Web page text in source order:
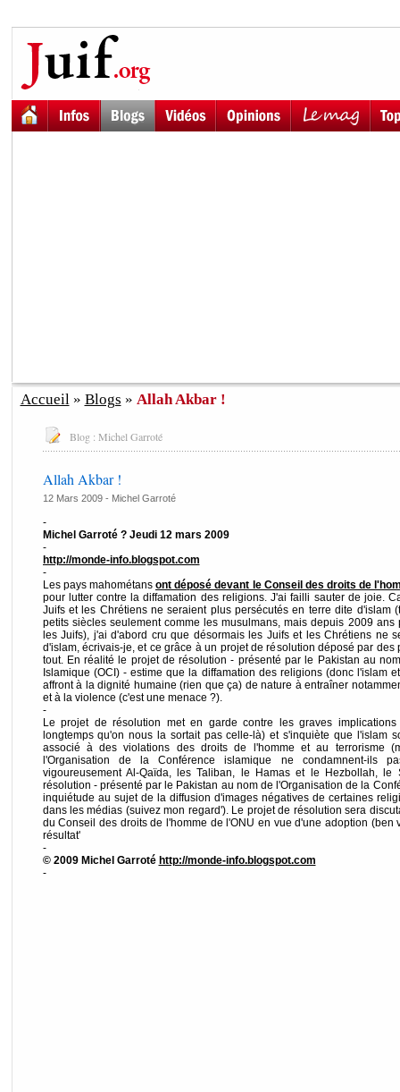
Accueil» Blogs » Allah Akbar !
Blog : Michel Garroté
Allah Akbar !
12 Mars 2009 - Michel Garroté
-
Michel Garroté ? Jeudi 12 mars 2009
-
http://monde-info.blogspot.com
-
Les pays mahométansont déposé devant le Conseil des droits de
pour lutter contre la diffamation des religions. J'ai failli sauter de joie.
Juifs et les Chrétiens ne seraient plus persécutés en terre dite d'islam
petits siècles seulement comme les musulmans, mais depuis 2009
les Juifs), j'ai d'abord cru que désormais les Juifs et les Chrétiens ne
d'islam, écrivais-je, et ce grâce à un projet de résolution déposé par des
tout. En réalité le projet de résolution - présenté par le Pakistan au
Islamique (OCI) - estime que la diffamation des religions (donc l'islam
affront à la dignité humaine (rien que ça) de nature à entraîner
et à la violence (c'est une menace ?).
-
Le projet de résolution met en garde contre les graves
longtemps qu'on nous la sortait pas celle-là) et s'inquiète que l'islam
associé à des violations des droits de l'homme et au terrorisme
l'Organisation de la Conférence islamique ne condamnent-ils
vigoureusement Al-Qaïda, les Taliban, le Hamas et le Hezbollah,
résolution - présenté par le Pakistan au nom de l'Organisation de la
inquiétude au sujet de la diffusion d'images négatives de certaines
dans les médias (suivez mon regard'). Le projet de résolution sera
du Conseil des droits de l'homme de l'ONU en vue d'une adoption (ben
résultat'
-
© 2009 Michel Garroté http://monde-info.blogspot.com
-